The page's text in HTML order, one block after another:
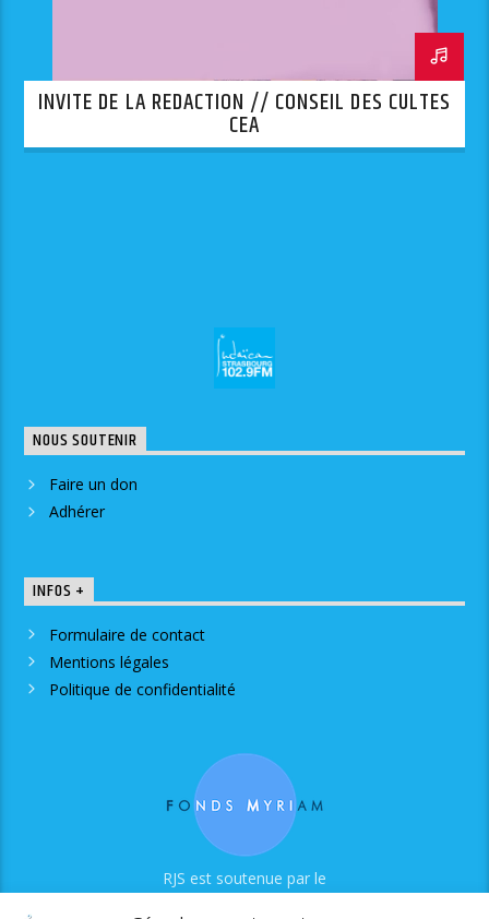
INVITE DE LA REDACTION // CONSEIL DES CULTES
CEA
NOUS SOUTENIR
Faire un don
Adhérer
INFOS +
Formulaire de contact
Mentions légales
Politique de confidentialité
RJS est soutenue par le